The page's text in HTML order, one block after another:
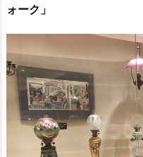
ォーク」